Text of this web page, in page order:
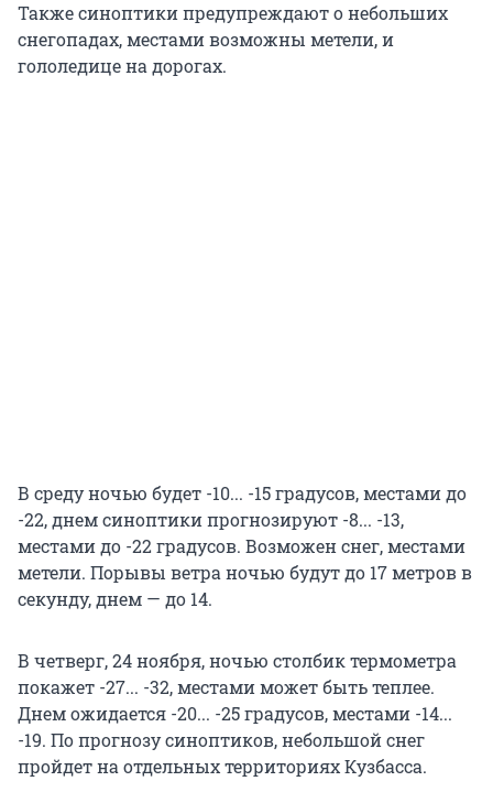
Также синоптики предупреждают о небольших
снегопадах, местами возможны метели, и
гололедице на дорогах.
В среду ночью будет -10... -15 градусов, местами до
-22, днем синоптики прогнозируют -8... -13,
местами до -22 градусов. Возможен снег, местами
метели. Порывы ветра ночью будут до 17 метров в
секунду, днем — до 14.
В четверг, 24 ноября, ночью столбик термометра
покажет -27... -32, местами может быть теплее.
Днем ожидается -20... -25 градусов, местами -14...
-19. По прогнозу синоптиков, небольшой снег
пройдет на отдельных территориях Кузбасса.